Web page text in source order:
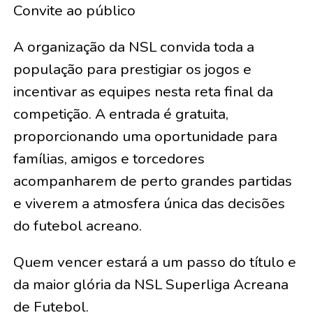
Convite ao público
A organização da NSL convida toda a
população para prestigiar os jogos e
incentivar as equipes nesta reta final da
competição. A entrada é gratuita,
proporcionando uma oportunidade para
famílias, amigos e torcedores
acompanharem de perto grandes partidas
e viverem a atmosfera única das decisões
do futebol acreano.
Quem vencer estará a um passo do título e
da maior glória da NSL Superliga Acreana
de Futebol.